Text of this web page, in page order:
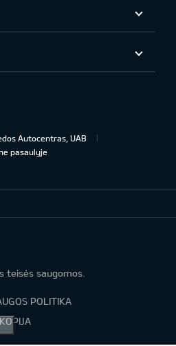
Autocentras, UAB
pasaulyje
teisės saugomos.
POLITIKA